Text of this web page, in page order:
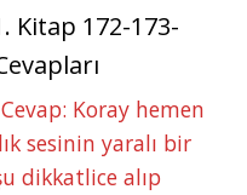
Kitap 172-173-
Koray hemen
sesinin yaralı bir
dikkatlice alıp